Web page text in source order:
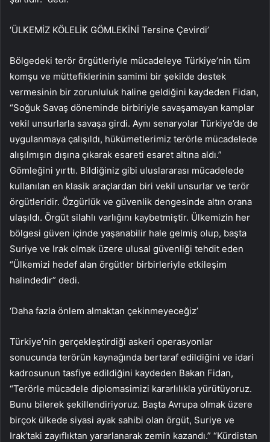
‘ÜLKEMİZ KÖLELİK GÖMLEKİNİ Tersine Çevirdi’
Bölgedeki terör örgütleriyle mücadeleye Türkiye’nin tüm
komşu ve müttefiklerinin samimi bir şekilde destek
vermesinin bir zorunluluk haline geldiğini kaydeden Fidan,
“Soğuk Savaş döneminde birbiriyle savaşamayan kamplar
vekil unsurlarla savaşa girdi. Aynı senaryolar Türkiye’de de
uygulanmaya çalışıldı, hükümetlerimiz terörle mücadelede
alışılmışın dışına çıkarak esareti esaret altına aldı.”
Gömleğini yırttı. Bildiğiniz gibi uluslararası mücadelede
kullanılan en klasik araçlardan biri vekil unsurlar ve terör
örgütleridir. Özgürlük ve güvenlik dengesinde altın orana
ulaşıldı. Örgüt silahlı varlığını kaybetmiştir. Ülkemizin her
bölgesi güven içinde yaşanabilir hale gelmiş olup, başta
Suriye ve Irak olmak üzere ulusal güvenliği tehdit eden
“Ülkemizi hedef alan örgütler birbirleriyle etkileşim
halindedir” dedi.
‘Daha fazla önlem almaktan çekinmeyeceğiz’
Türkiye’nin gerçekleştirdiği askeri operasyonlar
sonucunda terörün kaynağında bertaraf edildiğini ve idari
kadrosunun tasfiye edildiğini kaydeden Bakan Fidan,
“Terörle mücadele diplomasimizi kararlılıkla yürütüyoruz.
Bunu bilerek şekillendiriyoruz. Başta Avrupa olmak üzere
birçok ülkede siyasi ayak sahibi olan örgüt, Suriye ve
Irak’taki zayıflıktan yararlanarak zemin kazandı.” “Kürdistan